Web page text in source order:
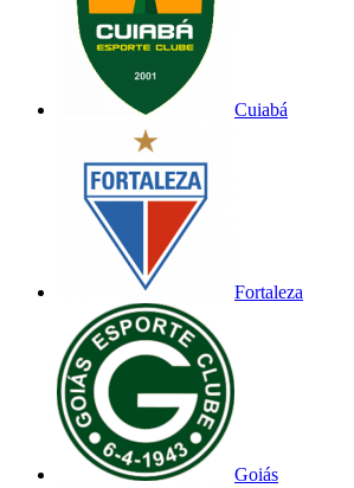
Cuiabá
Fortaleza
Goiás